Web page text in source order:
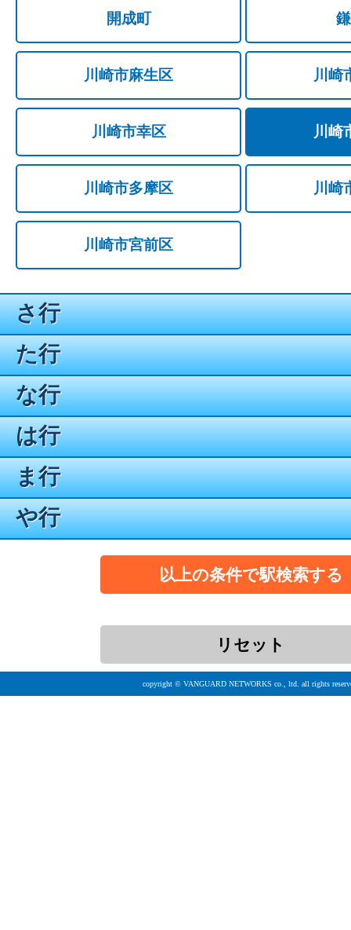
開成町
川崎市麻生区 川崎
川崎市幸区 川崎
川崎市多摩区 川崎
川崎市宮前区
さ行
た行
な行
は行
ま行
や行
copyright © VANGUARD NETWORKS co., ltd. all rights